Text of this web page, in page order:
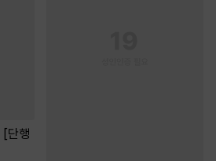
[단행